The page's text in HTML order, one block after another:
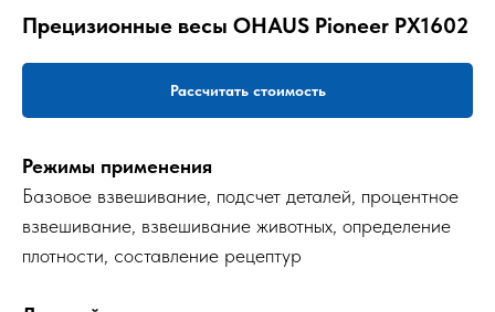
Прецизионные весы OHAUS Pioneer PX1602
Рассчитать стоимость
Режимы применения
Базовое взвешивание, подсчет деталей, процентное
взвешивание, взвешивание животных, определение
плотности, составление рецептур